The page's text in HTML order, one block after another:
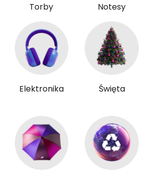
Torby Notesy
Elektronika Święta